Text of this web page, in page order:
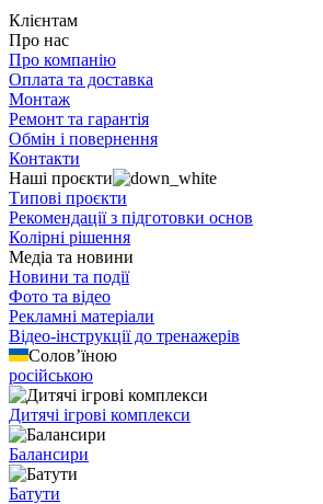
Клієнтам
Про нас
Про компанію
Оплата та доставка
Монтаж
Ремонт та гарантія
Обмін і повернення
Контакти
Наші проєкти
Типові проєкти
Рекомендації з підготовки основ
Колірні рішення
Медіа та новини
Новини та події
Фото та відео
Рекламні матеріали
Відео-інструкції до тренажерів
Солов’їною
російською
Дитячі ігрові комплекси
Балансири
Батути